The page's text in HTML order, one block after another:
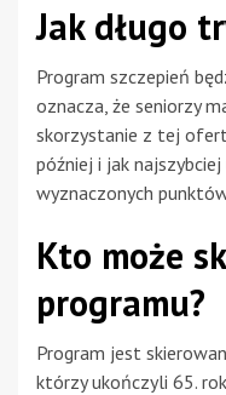
Jak długo
Program szczepień
oznacza, że seniorzy
skorzystanie z tej
później i jak
wyznaczonych
Kto może
programu?
Program jest
którzy ukończyli 65.